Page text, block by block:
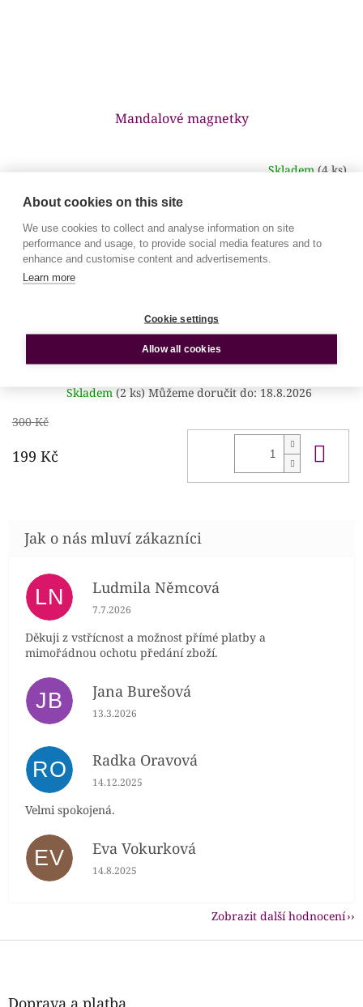
Mandalové magnetky
produktu
5,0
hvězdiček.
Skladem(4 ks)
55 Kč
ZOBRAZIT VŠECHNY SOUVISEJÍCÍ PRODUKTY
Podobné (1) Hodnocení (7)
Akce
Skladem (2 ks) Můžeme doručit do: 18.8.2026
300 Kč
199 Kč
LN Ludmila Němcová
Hodnocení obchodu je 5 z 5 hvězdiček.
7.7.2026
Děkuji z vstřícnost a možnost přímé platby a
mimořádnou ochotu předání zboží.
JB Jana Burešová
Hodnocení obchodu je 5 z 5 hvězdiček.
13.3.2026
RO Radka Oravová
Hodnocení obchodu je 5 z 5 hvězdiček.
14.12.2025
Velmi spokojená.
EV Eva Vokurková
Hodnocení obchodu je 5 z 5 hvězdiček.
14.8.2025
Zobrazit další hodnocení
Z
Doprava a platba
About cookies on this site
We use cookies to collect and analyse information on site
performance and usage, to provide social media features and to
enhance and customise content and advertisements.
Learn more
Cookie settings
Allow all cookies